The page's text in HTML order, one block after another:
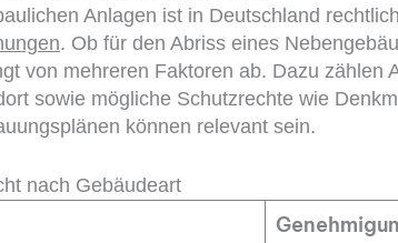
Anlagen ist in Deutschland
. Ob für den Abriss eines
von mehreren Faktoren ab. Dazu zählen
sowie mögliche Schutzrechte wie
können relevant sein.
nach Gebäudeart